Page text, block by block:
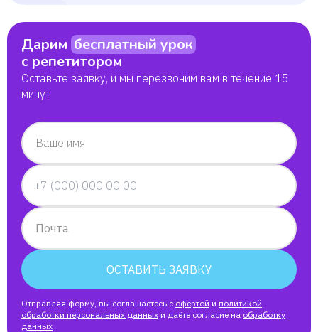
Татьяна
Кирилл
Дарим бесплатный урок
с репетитором
Оставьте заявку, и мы перезвоним вам в течение 15
минут
Ваше имя
Почта
ОСТАВИТЬ ЗАЯВКУ
Отправляя форму, вы соглашаетесь с офертой и политикой
обработки персональных данных и даёте согласие на обработку
данных